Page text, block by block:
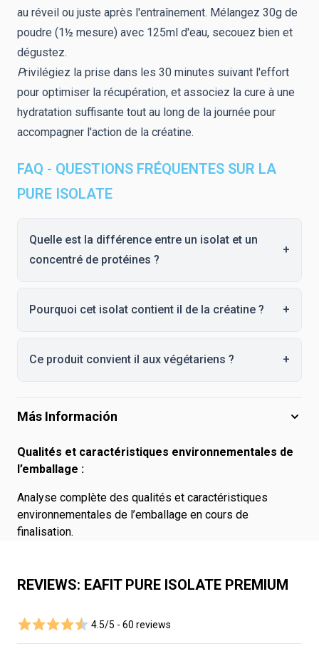
au réveil ou juste après l'entraînement. Mélangez 30g de
poudre (1½ mesure) avec 125ml d'eau, secouez bien et
dégustez.
Privilégiez la prise dans les 30 minutes suivant l'effort
pour optimiser la récupération, et associez la cure à une
hydratation suffisante tout au long de la journée pour
accompagner l'action de la créatine.
FAQ - QUESTIONS FRÉQUENTES SUR LA
PURE ISOLATE
Quelle est la différence entre un isolat et un
concentré de protéines ?
+
Pourquoi cet isolat contient il de la créatine ? +
Ce produit convient il aux végétariens ? +
Más Información
Qualités et caractéristiques environnementales de
l’emballage :
Analyse complète des qualités et caractéristiques
environnementales de l’emballage en cours de
finalisation.
REVIEWS: EAFIT PURE ISOLATE PREMIUM
4.5/5 - 60 reviews